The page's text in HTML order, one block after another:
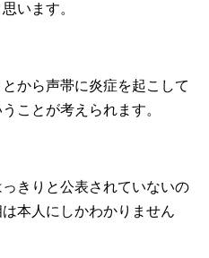
います。
から声帯に炎症を起こして
ことが考えられます。
きりと公表されていないの
本人にしかわかりません